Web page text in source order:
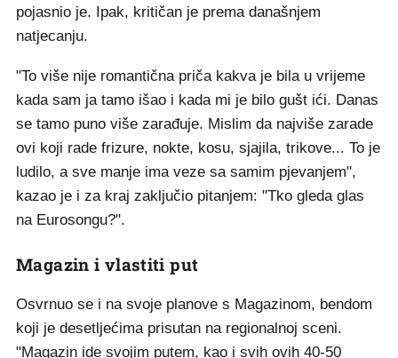
pojasnio je. Ipak, kritičan je prema današnjem
natjecanju.
"To više nije romantična priča kakva je bila u vrijeme
kada sam ja tamo išao i kada mi je bilo gušt ići. Danas
se tamo puno više zarađuje. Mislim da najviše zarade
ovi koji rade frizure, nokte, kosu, sjajila, trikove... To je
ludilo, a sve manje ima veze sa samim pjevanjem",
kazao je i za kraj zaključio pitanjem: "Tko gleda glas
na Eurosongu?".
Magazin i vlastiti put
Osvrnuo se i na svoje planove s Magazinom, bendom
koji je desetljećima prisutan na regionalnoj sceni.
"Magazin ide svojim putem, kao i svih ovih 40-50